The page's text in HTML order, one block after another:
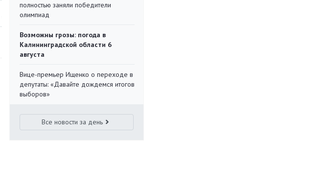
полностью заняли победители
олимпиад
Возможны грозы: погода в
Калининградской области 6
августа
Вице-премьер Ищенко о переходе в
депутаты: «Давайте дождемся итогов
выборов»
Все новости за день